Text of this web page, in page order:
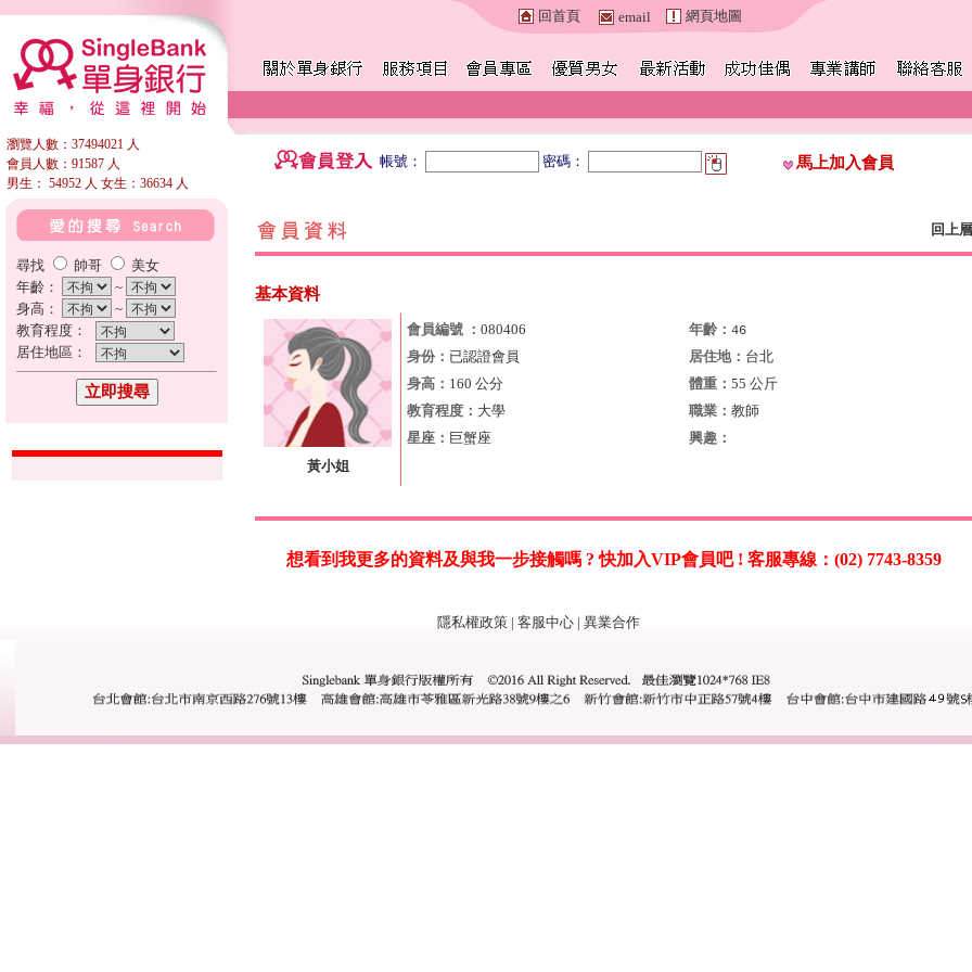
回首頁 email 網頁地圖
瀏覽人數：37494021 人
會員人數：91587 人
男生： 54952 人 女生：36634 人
帳號： 密碼： 馬上加入會員
尋找 帥哥
美女
年齡：
~
身高：
~
教育程度：
居住地區：
回上層
基本資料
黃小姐
會員編號 ： 080406 年齡： 46
身份： 已認證會員 居住地： 台北
身高： 160 公分 體重： 55 公斤
教育程度： 大學 職業： 教師
星座： 巨蟹座 興趣：
想看到我更多的資料及與我一步接觸嗎 ? 快加入VIP會員吧 ! 客服專線：(02) 7743-8359
隱私權政策 | 客服中心 | 異業合作